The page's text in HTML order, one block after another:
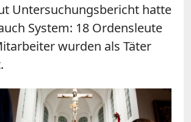
Untersuchungsbericht hatte
System: 18 Ordensleute
wurden als Täter